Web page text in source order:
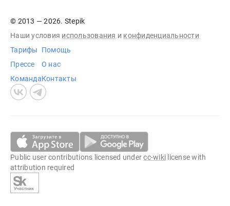
© 2013 — 2026. Stepik
Наши условия использования и конфиденциальности
Тарифы
Прессе
Команда
Помощь
О нас
Контакты
Public user contributions licensed undercc-wiki license with
attribution required